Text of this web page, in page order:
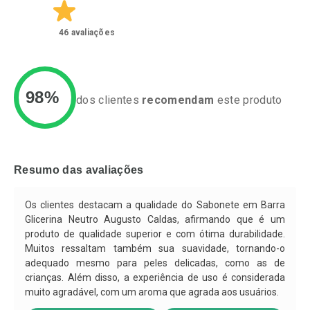
Por R$ 23,99/cada
Comprar sem Desconto
Por R$ 23,99/cada
Por R$ 27,49/cada
46 avaliações
98% dos clientes recomendam este produto
Resumo das avaliações
Os clientes destacam a qualidade do Sabonete em Barra
Glicerina Neutro Augusto Caldas, afirmando que é um
produto de qualidade superior e com ótima durabilidade.
Muitos ressaltam também sua suavidade, tornando-o
adequado mesmo para peles delicadas, como as de
crianças. Além disso, a experiência de uso é considerada
muito agradável, com um aroma que agrada aos usuários.